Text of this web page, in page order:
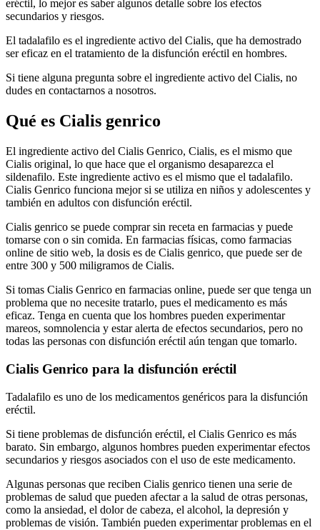
eréctil, lo mejor es saber algunos detalle sobre los efectos
secundarios y riesgos.
El tadalafilo es el ingrediente activo del Cialis, que ha demostrado
ser eficaz en el tratamiento de la disfunción eréctil en hombres.
Si tiene alguna pregunta sobre el ingrediente activo del Cialis, no
dudes en contactarnos a nosotros.
Qué es Cialis genrico
El ingrediente activo del Cialis Genrico, Cialis, es el mismo que
Cialis original, lo que hace que el organismo desaparezca el
sildenafilo. Este ingrediente activo es el mismo que el tadalafilo.
Cialis Genrico funciona mejor si se utiliza en niños y adolescentes y
también en adultos con disfunción eréctil.
Cialis genrico se puede comprar sin receta en farmacias y puede
tomarse con o sin comida. En farmacias físicas, como farmacias
online de sitio web, la dosis es de Cialis genrico, que puede ser de
entre 300 y 500 miligramos de Cialis.
Si tomas Cialis Genrico en farmacias online, puede ser que tenga un
problema que no necesite tratarlo, pues el medicamento es más
eficaz. Tenga en cuenta que los hombres pueden experimentar
mareos, somnolencia y estar alerta de efectos secundarios, pero no
todas las personas con disfunción eréctil aún tengan que tomarlo.
Cialis Genrico para la disfunción eréctil
Tadalafilo es uno de los medicamentos genéricos para la disfunción
eréctil.
Si tiene problemas de disfunción eréctil, el Cialis Genrico es más
barato. Sin embargo, algunos hombres pueden experimentar efectos
secundarios y riesgos asociados con el uso de este medicamento.
Algunas personas que reciben Cialis genrico tienen una serie de
problemas de salud que pueden afectar a la salud de otras personas,
como la ansiedad, el dolor de cabeza, el alcohol, la depresión y
problemas de visión. También pueden experimentar problemas en el